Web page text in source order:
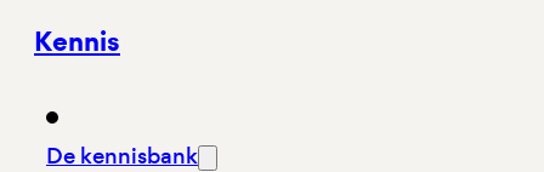
Kennis
De kennisbank